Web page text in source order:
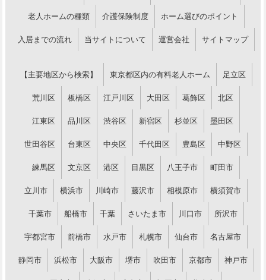
老人ホームの種類 介護保険制度 ホーム選びのポイント
入居までの流れ 当サイトについて 運営会社 サイトマップ
【主要地区から検索】 東京都区内の有料老人ホーム 足立区
荒川区 板橋区 江戸川区 大田区 葛飾区 北区
江東区 品川区 渋谷区 新宿区 杉並区 墨田区
世田谷区 台東区 中央区 千代田区 豊島区 中野区
練馬区 文京区 港区 目黒区 八王子市 町田市
立川市 横浜市 川崎市 藤沢市 相模原市 横須賀市
千葉市 船橋市 千葉 さいたま市 川口市 所沢市
宇都宮市 前橋市 水戸市 札幌市 仙台市 名古屋市
静岡市 浜松市 大阪市 堺市 吹田市 京都市 神戸市